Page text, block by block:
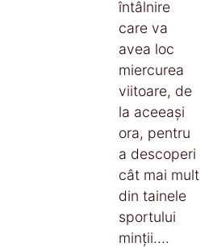
întâlnire
care va
avea loc
miercurea
viitoare, de
la aceeași
ora, pentru
a descoperi
cât mai mult
din tainele
sportului
minții....